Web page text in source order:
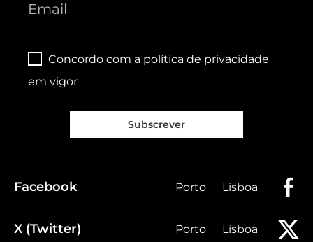
Concordo com a política de privacidade
em vigor
Subscrever
Facebook Porto Lisboa
X (Twitter) Porto Lisboa